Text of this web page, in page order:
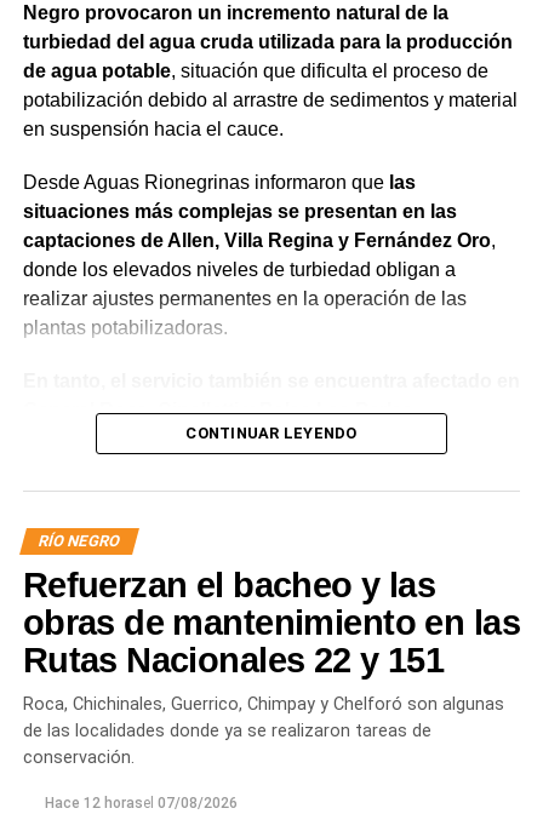
Negro provocaron un incremento natural de la
turbiedad del agua cruda utilizada para la producción
de agua potable, situación que dificulta el proceso de
potabilización debido al arrastre de sedimentos y material
en suspensión hacia el cauce.
Desde Aguas Rionegrinas informaron que las
situaciones más complejas se presentan en las
captaciones de Allen, Villa Regina y Fernández Oro,
donde los elevados niveles de turbiedad obligan a
realizar ajustes permanentes en la operación de las
plantas potabilizadoras.
General Roca, Cipolletti y Balsa Las Perlas,
localidades donde podrían registrarse bajas de
trabaja para sostener la producción de agua potable.
Por otra parte, en Gral. E. Godoy se registran valores de
turbiedad cercanos a 80 NTU, mientras que en
Chichinales rondan los 10 NTU. En ambos casos, las
plantas continúan funcionando con monitoreo
permanente.
Los equipos técnicos de Aguas Rionegrinas mantienen
un seguimiento constante de la evolución de la turbiedad
con las condiciones que presenta el río.
CONTINUAR LEYENDO
RÍO NEGRO
Refuerzan el bacheo y las
obras de mantenimiento en las
Rutas Nacionales 22 y 151
Roca, Chichinales, Guerrico, Chimpay y Chelforó son algunas
de las localidades donde ya se realizaron tareas de
conservación.
Hace 12 horasel 07/08/2026